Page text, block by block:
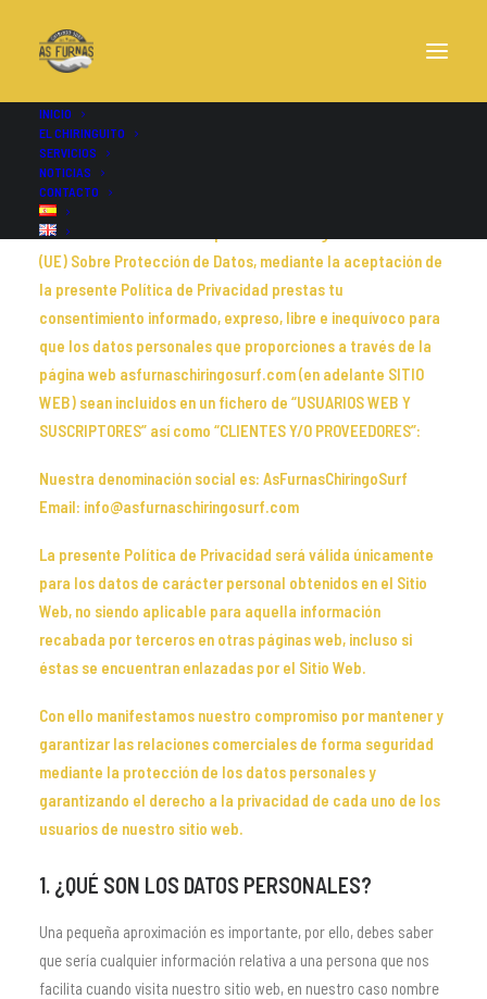
INICIO
EL CHIRINGUITO
SERVICIOS
NOTICIAS
CONTACTO
De conformidad con lo dispuesto en el Reglamento General
(UE) Sobre Protección de Datos, mediante la aceptación de
la presente Política de Privacidad prestas tu
consentimiento informado, expreso, libre e inequívoco para
que los datos personales que proporciones a través de la
página web asfurnaschiringosurf.com (en adelante SITIO
WEB) sean incluidos en un fichero de “USUARIOS WEB Y
SUSCRIPTORES” así como “CLIENTES Y/O PROVEEDORES”:
Nuestra denominación social es: AsFurnasChiringoSurf
Email: info@asfurnaschiringosurf.com
La presente Política de Privacidad será válida únicamente
para los datos de carácter personal obtenidos en el Sitio
Web, no siendo aplicable para aquella información
recabada por terceros en otras páginas web, incluso si
éstas se encuentran enlazadas por el Sitio Web.
Con ello manifestamos nuestro compromiso por mantener y
garantizar las relaciones comerciales de forma seguridad
mediante la protección de los datos personales y
garantizando el derecho a la privacidad de cada uno de los
usuarios de nuestro sitio web.
1. ¿QUÉ SON LOS DATOS PERSONALES?
Una pequeña aproximación es importante, por ello, debes saber
que sería cualquier información relativa a una persona que nos
facilita cuando visita nuestro sitio web, en nuestro caso nombre